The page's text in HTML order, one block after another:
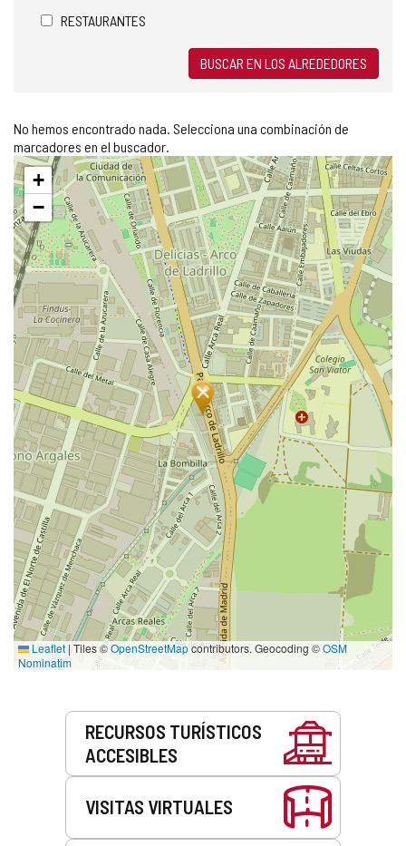
RESTAURANTES
BUSCAR EN LOS ALREDEDORES
No hemos encontrado nada. Selecciona una combinación de
marcadores en el buscador.
Saltar
mapa
+
−
Leaflet | Tiles ©OpenStreetMapcontributors. Geocoding ©OSM
Nominatim
RECURSOS TURÍSTICOS
ACCESIBLES
VISITAS VIRTUALES